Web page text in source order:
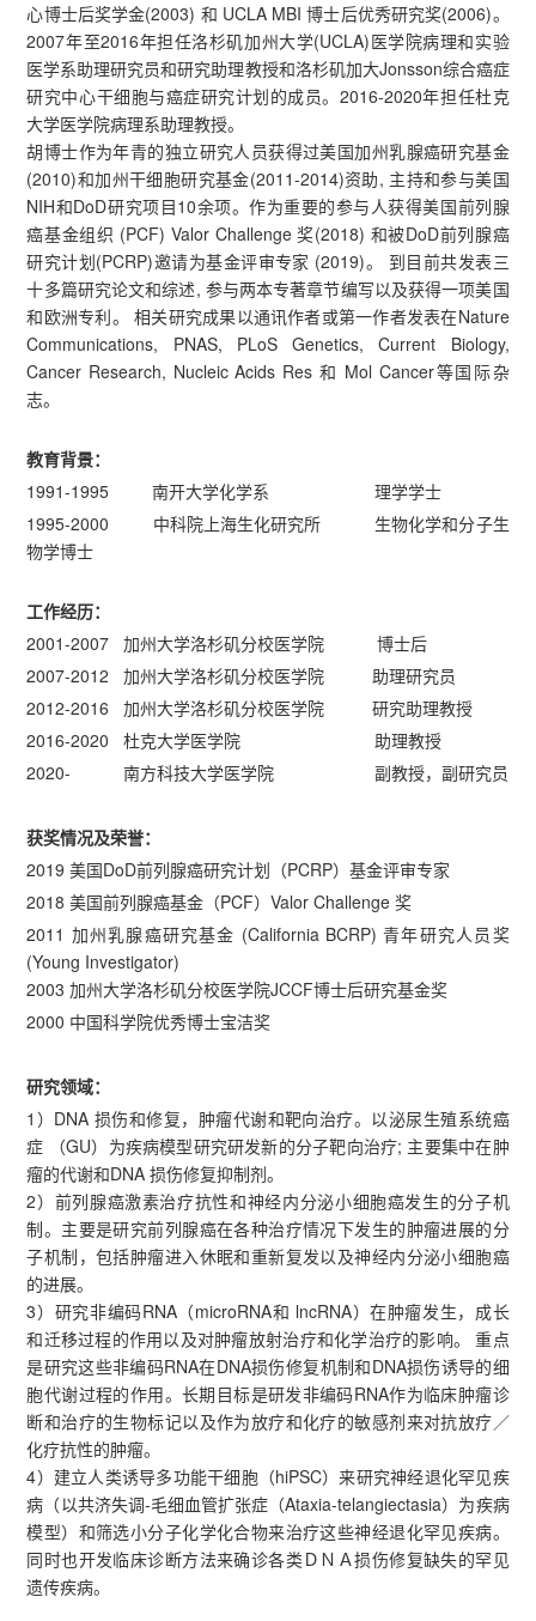
心博士后奖学金(2003) 和 UCLA MBI 博士后优秀研究奖(2006)。
2007年至2016年担任洛杉矶加州大学(UCLA)医学院病理和实验
医学系助理研究员和研究助理教授和洛杉矶加大Jonsson综合癌症
研究中心干细胞与癌症研究计划的成员。2016-2020年担任杜克
大学医学院病理系助理教授。
胡博士作为年青的独立研究人员获得过美国加州乳腺癌研究基金
(2010)和加州干细胞研究基金(2011-2014)资助, 主持和参与美国
NIH和DoD研究项目10余项。作为重要的参与人获得美国前列腺
癌基金组织 (PCF) Valor Challenge 奖(2018) 和被DoD前列腺癌
研究计划(PCRP)邀请为基金评审专家 (2019)。 到目前共发表三
十多篇研究论文和综述, 参与两本专著章节编写以及获得一项美国
和欧洲专利。 相关研究成果以通讯作者或第一作者发表在Nature
Communications, PNAS, PLoS Genetics, Current Biology,
Cancer Research, Nucleic Acids Res 和 Mol Cancer等国际杂
志。
教育背景：
1991-1995 南开大学化学系 理学学士
1995-2000 中科院上海生化研究所 生物化学和分子生
物学博士
工作经历：
2001-2007 加州大学洛杉矶分校医学院 博士后
2007-2012 加州大学洛杉矶分校医学院 助理研究员
2012-2016 加州大学洛杉矶分校医学院 研究助理教授
2016-2020 杜克大学医学院 助理教授
2020- 南方科技大学医学院 副教授，副研究员
获奖情况及荣誉：
2019 美国DoD前列腺癌研究计划（PCRP）基金评审专家
2018 美国前列腺癌基金（PCF）Valor Challenge 奖
2011 加州乳腺癌研究基金 (California BCRP) 青年研究人员奖
(Young Investigator)
2003 加州大学洛杉矶分校医学院JCCF博士后研究基金奖
2000 中国科学院优秀博士宝洁奖
研究领域：
1）DNA 损伤和修复，肿瘤代谢和靶向治疗。以泌尿生殖系统癌
症 （GU）为疾病模型研究研发新的分子靶向治疗; 主要集中在肿
瘤的代谢和DNA 损伤修复抑制剂。
2）前列腺癌激素治疗抗性和神经内分泌小细胞癌发生的分子机
制。主要是研究前列腺癌在各种治疗情况下发生的肿瘤进展的分
子机制，包括肿瘤进入休眠和重新复发以及神经内分泌小细胞癌
的进展。
3）研究非编码RNA（microRNA和 lncRNA）在肿瘤发生，成长
和迁移过程的作用以及对肿瘤放射治疗和化学治疗的影响。 重点
是研究这些非编码RNA在DNA损伤修复机制和DNA损伤诱导的细
胞代谢过程的作用。长期目标是研发非编码RNA作为临床肿瘤诊
断和治疗的生物标记以及作为放疗和化疗的敏感剂来对抗放疗／
化疗抗性的肿瘤。
4）建立人类诱导多功能干细胞（hiPSC）来研究神经退化罕见疾
病（以共济失调-毛细血管扩张症（Ataxia-telangiectasia）为疾病
模型）和筛选小分子化学化合物来治疗这些神经退化罕见疾病。
同时也开发临床诊断方法来确诊各类ＤＮＡ损伤修复缺失的罕见
遗传疾病。